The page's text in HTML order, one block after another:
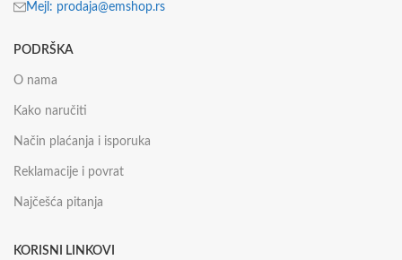
Mejl: prodaja@emshop.rs
PODRŠKA
O nama
Kako naručiti
Način plaćanja i isporuka
Reklamacije i povrat
Najčešća pitanja
KORISNI LINKOVI